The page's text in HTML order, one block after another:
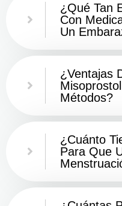
¿Qué Tan
Con
Un
¿Ventajas
Métodos?
¿Cuánto
Para Que